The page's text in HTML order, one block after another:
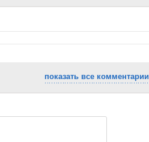
показать все комментарии